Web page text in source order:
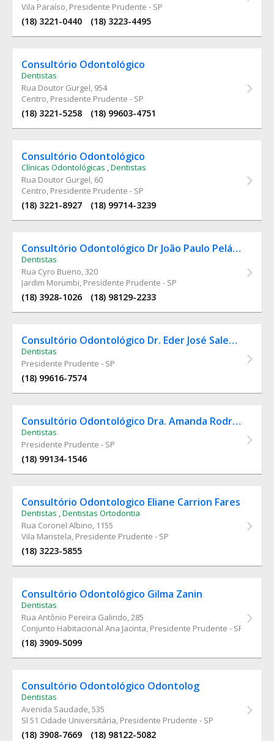
Vila Paraíso, Presidente Prudente - SP
(18) 3221-0440 (18) 3223-4495
Consultório Odontológico
Dentistas
Rua Doutor Gurgel, 954
Centro, Presidente Prudente - SP
(18) 3221-5258 (18) 99603-4751
Consultório Odontológico
Clínicas Odontológicas ,Dentistas
Rua Doutor Gurgel, 60
Centro, Presidente Prudente - SP
(18) 3221-8927 (18) 99714-3239
Consultório Odontológico Dr João Paulo Pelágio Toneto
Dentistas
Rua Cyro Bueno, 320
Jardim Morumbi, Presidente Prudente - SP
(18) 3928-1026 (18) 98129-2233
Consultório Odontológico Dr. Eder José Sales Ramos
Dentistas
Presidente Prudente - SP
(18) 99616-7574
Consultório Odontológico Dra. Amanda Rodrigues
Dentistas
Presidente Prudente - SP
(18) 99134-1546
Consultório Odontologico Eliane Carrion Fares
Dentistas ,Dentistas Ortodontia
Rua Coronel Albino, 1155
Vila Maristela, Presidente Prudente - SP
(18) 3223-5855
Consultório Odontológico Gilma Zanin
Dentistas
Rua Antônio Pereira Galindo, 285
Conjunto Habitacional Ana Jacinta, Presidente Prudente - SP
(18) 3909-5099
Consultório Odontológico Odontolog
Dentistas
Avenida Saudade, 535
Sl 51 Cidade Universitária, Presidente Prudente - SP
(18) 3908-7669 (18) 98122-5082